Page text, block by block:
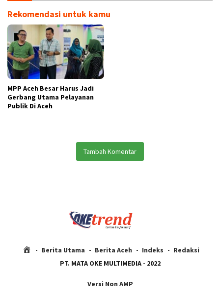
Rekomendasi untuk kamu
MPP Aceh Besar Harus Jadi
Gerbang Utama Pelayanan
Publik Di Aceh
Tambah Komentar
Berita Utama Berita Aceh Indeks
Redaksi
PT. MATA OKE MULTIMEDIA - 2022
Versi Non AMP